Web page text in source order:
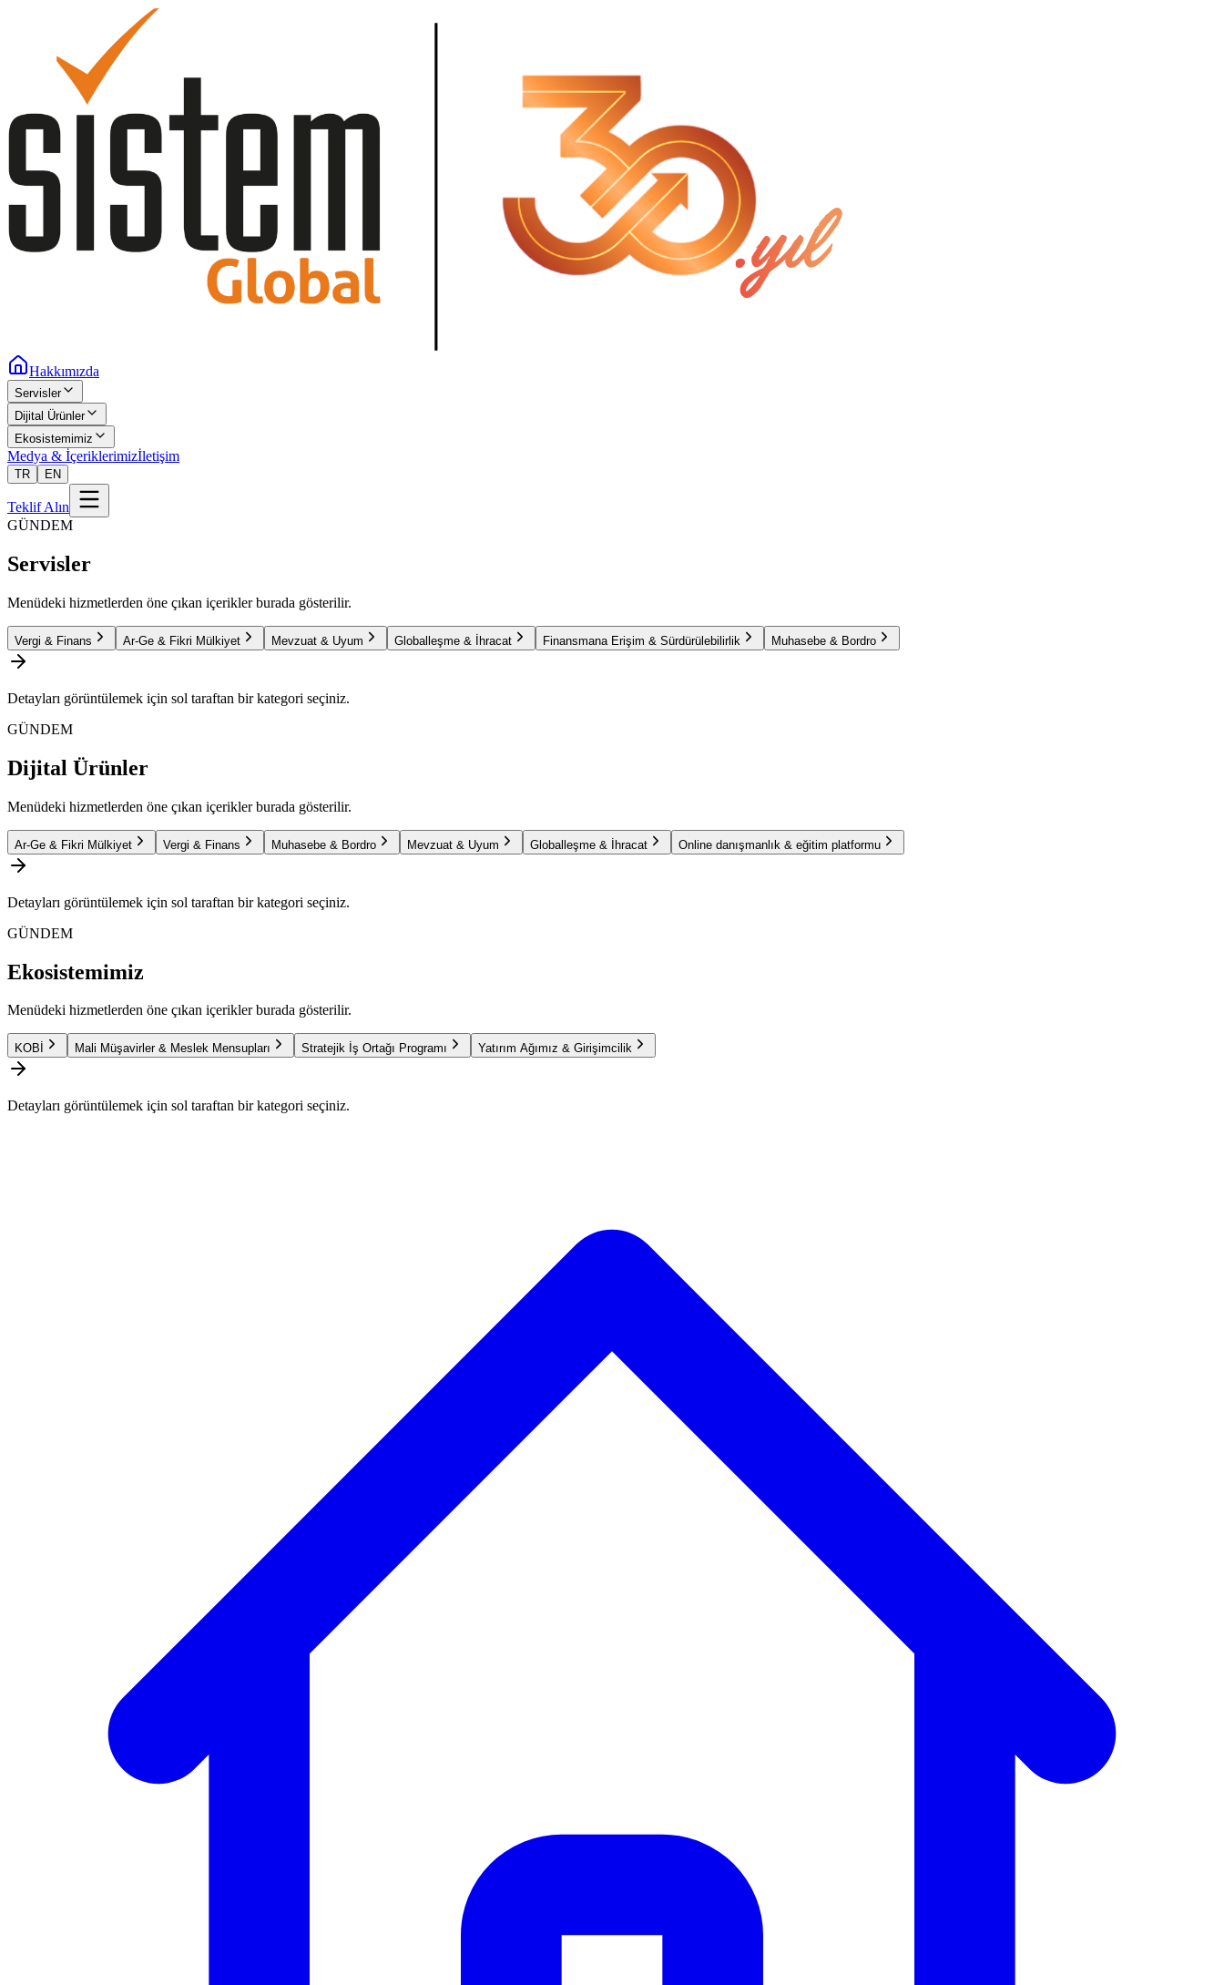
Hakkımızda
Servisler
Dijital Ürünler
Ekosistemimiz
Medya & İçeriklerimizİletişim
TR EN
Teklif Alın
GÜNDEM
Servisler
Menüdeki hizmetlerden öne çıkan içerikler burada gösterilir.
Vergi & Finans Ar-Ge & Fikri Mülkiyet Mevzuat & Uyum Globalleşme & İhracat Finansmana Erişim & Sürdürülebilirlik Muhasebe & Bordro
Detayları görüntülemek için sol taraftan bir kategori seçiniz.
GÜNDEM
Dijital Ürünler
Menüdeki hizmetlerden öne çıkan içerikler burada gösterilir.
Ar-Ge & Fikri Mülkiyet Vergi & Finans Muhasebe & Bordro Mevzuat & Uyum Globalleşme & İhracat Online danışmanlık & eğitim platformu
Detayları görüntülemek için sol taraftan bir kategori seçiniz.
GÜNDEM
Ekosistemimiz
Menüdeki hizmetlerden öne çıkan içerikler burada gösterilir.
KOBİ Mali Müşavirler & Meslek Mensupları Stratejik İş Ortağı Programı Yatırım Ağımız & Girişimcilik
Detayları görüntülemek için sol taraftan bir kategori seçiniz.